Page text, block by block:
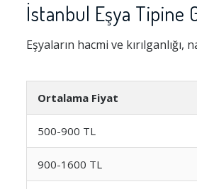
İstanbul Eşya Tipine
Eşyaların hacmi ve
Ortalama Fiyat
500-900 TL
900-1600 TL